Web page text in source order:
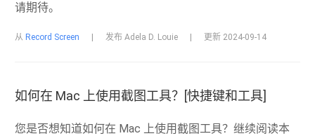
请期待。
从 Record Screen 发布 Adela D. Louie 更新 2024-09-14
如何在 Mac 上使用截图工具？[快捷键和工具]
您是否想知道如何在 Mac 上使用截图工具？继续阅读本